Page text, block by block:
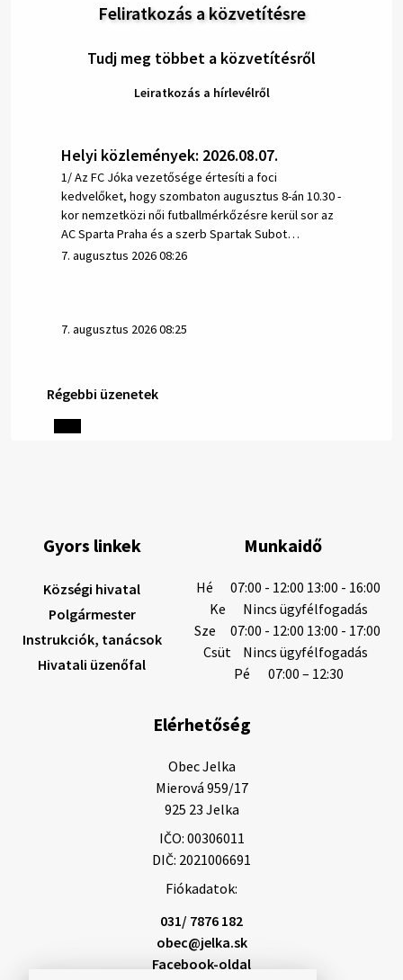
Feliratkozás a közvetítésre
Tudj meg többet a közvetítésről
Leiratkozás a hírlevélről
Helyi közlemények: 2026.08.07.
1/ Az FC Jóka vezetősége értesíti a foci
kedvelőket, hogy szombaton augusztus 8-án 10.30 -
kor nemzetközi női futballmérkőzésre kerül sor az
AC Sparta Praha és a szerb Spartak Subot…
7. augusztus 2026 08:26
7. augusztus 2026 08:25
Helyi közlemények: 2026.08.06.
1/ AZ IVÓVÍZ NEM MAGÁTÓL ÉRTETŐDŐ. A tartós
Helyi közlemények: 2026.08.05.
Gyászhirdetés: 2026.08.05. 1/ Tisztelt Lakosság!
temetési szertartás 2026. augusztus …
5. augusztus 2026 12:59
Helyi közlemények: 2026.08.03.
Gyászhirdetések: 2026.08.3. 1/ Tisztelt Lakosság!
Mély fájdalommal tudatjuk Önökkel, hogy 84 éves
korában távozott az élők sorából Letusek János. A
temetési szertartás 2026. augusz…
Régebbi üzenetek
Gyors linkek
Községi hivatal
Polgármester
Instrukciók, tanácsok
Hivatali üzenőfal
Munkaidő
Hé
07:00 - 12:00 13:00 - 16:00
Ke
Nincs ügyfélfogadás
Sze
07:00 - 12:00 13:00 - 17:00
Csüt
Nincs ügyfélfogadás
Pé
07:00 – 12:30
Elérhetőség
Obec Jelka
Mierová 959/17
925 23 Jelka
IČO: 00306011
DIČ: 2021006691
Fiókadatok:
031/ 7876 182
obec@jelka.sk
Facebook-oldal